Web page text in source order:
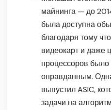
майнинга — до
была доступна
благодаря тому
видеокарт и даже
процессоров было
оправданным.
выпустил ASIC,
задачи на